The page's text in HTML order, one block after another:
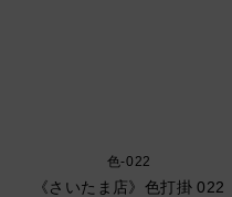
色-022
《さいたま店》色打掛 022